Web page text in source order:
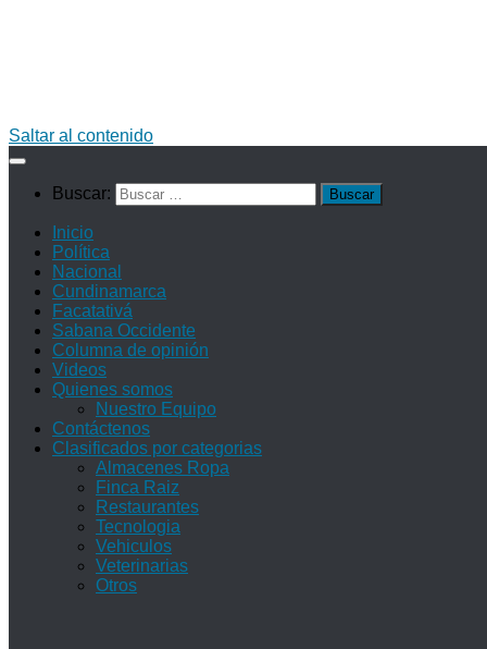
Saltar al contenido
Buscar:
Inicio
Política
Nacional
Cundinamarca
Facatativá
Sabana Occidente
Columna de opinión
Videos
Quienes somos
Nuestro Equipo
Contáctenos
Clasificados por categorias
Almacenes Ropa
Finca Raiz
Restaurantes
Tecnologia
Vehiculos
Veterinarias
Otros